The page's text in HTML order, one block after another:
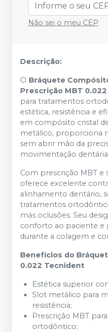
Não sei o meu CEP
Descrição:
O Bráquete
Prescrição MBT 0.022
para tratamentos
estética, resistência e
em compósito cristal
metálico, proporciona
sem abrir mão da
movimentação
Com prescrição MBT e
oferece excelente
alinhamento dentário,
tratamentos
más oclusões. Seu
conforto ao paciente e
durante a colagem e
Benefícios do
0.022 Tecnident
Estética superior
Slot metálico para
resistência;
Prescrição MBT
ortodôntico;